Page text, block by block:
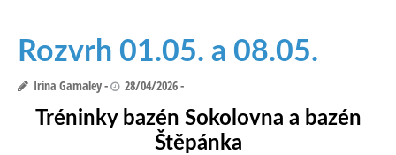
Rozvrh 01.05. a 08.05.
Irina Gamaley 28/04/2026
Tréninky bazén Sokolovna a bazén
Štěpánka